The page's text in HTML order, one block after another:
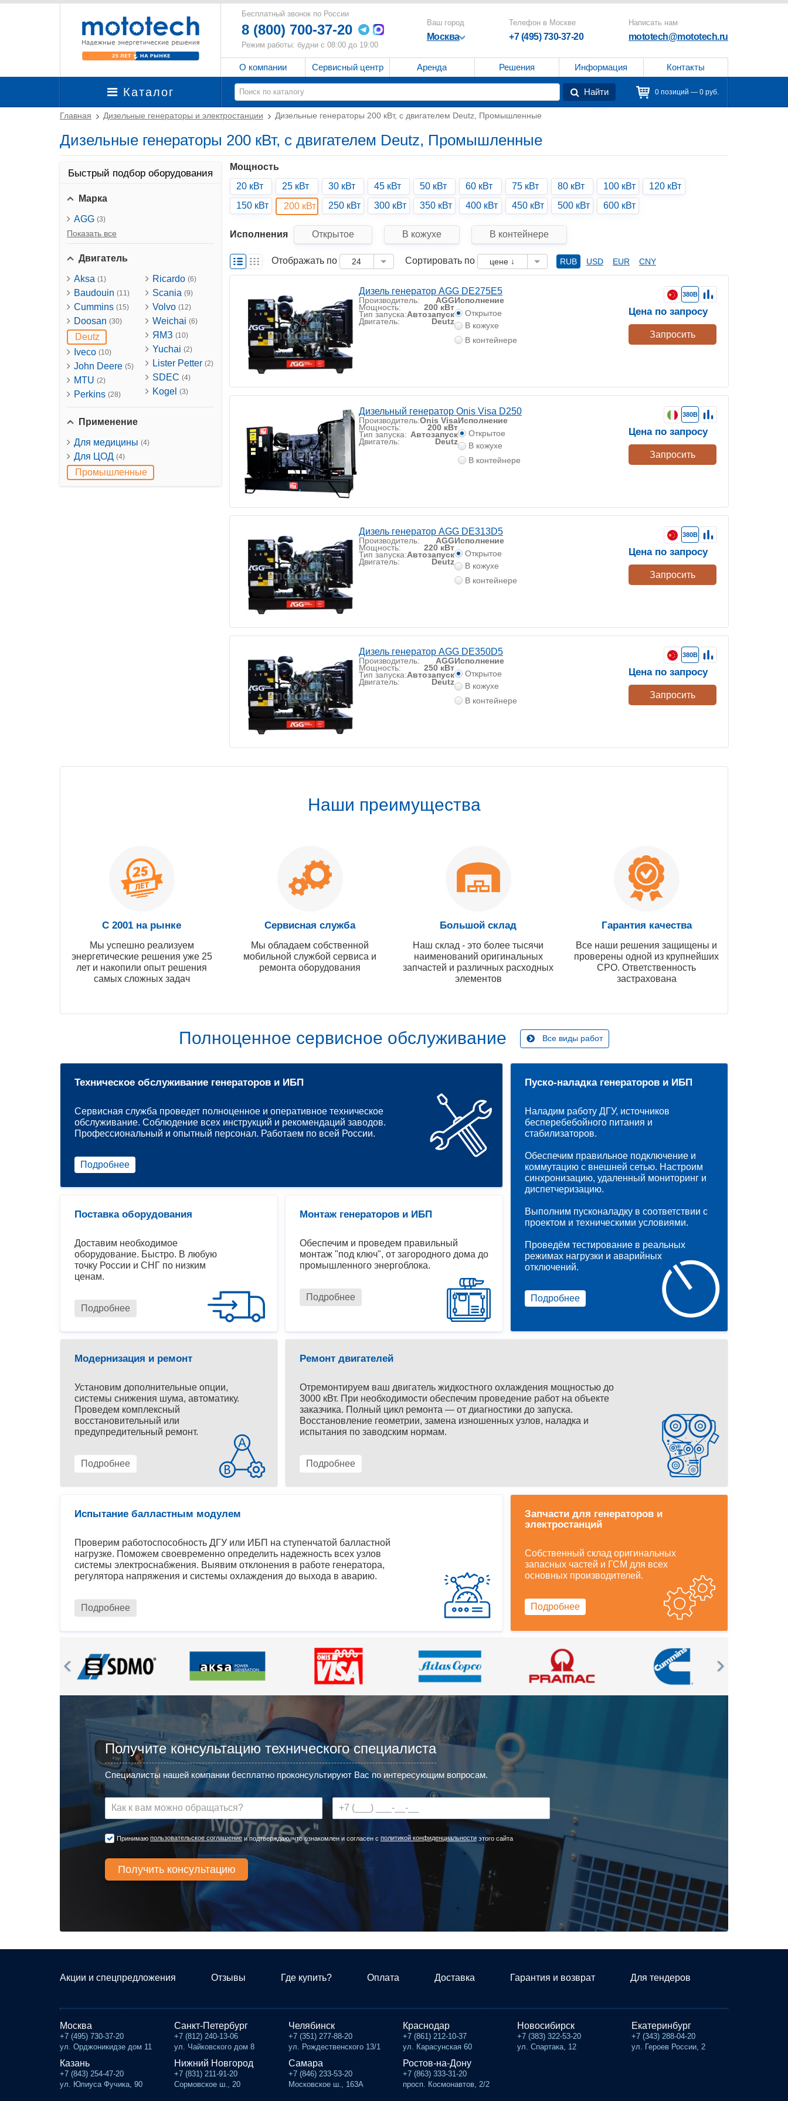
Бесплатный звонок по России
8 (800) 700-37-20
Режим работы: будни с 08:00 до 19:00
Ваш город
Москва
Телефон в Москве
+7 (495) 730-37-20
Написать нам
mototech@mototech.ru
О компании Сервисный центр Аренда Решения Информация Контакты
Каталог Найти 0 позиций — 0 руб.
Главная Дизельные генераторы и электростанции Дизельные генераторы 200 кВт, с двигателем Deutz, Промышленные
Дизельные генераторы 200 кВт, с двигателем Deutz, Промышленные
Быстрый подбор оборудования
Марка
AGG (3)
Показать все
Двигатель
Aksa (1)
Baudouin (11)
Cummins (15)
Doosan (30)
Deutz
Iveco (10)
John Deere (5)
MTU (2)
Perkins (28)
Ricardo (6)
Scania (9)
Volvo (12)
Weichai (6)
ЯМЗ (10)
Yuchai (2)
Lister Petter (2)
SDEC (4)
Kogel (3)
Применение
Для медицины (4)
Для ЦОД (4)
Промышленные
Мощность
20 кВт
25 кВт 30 кВт 45 кВт 50 кВт 60 кВт 75 кВт 80 кВт 100 кВт
120 кВт
150 кВт
200 кВт 250 кВт 300 кВт 350 кВт 400 кВт 450 кВт 500 кВт 600 кВт
Исполнения Открытое В кожухе В контейнере
Отображать по 24 Сортировать по цене ↓ RUB USD EUR CNY
Дизель генератор AGG DE275E5
Производитель: AGG
Мощность: 200 кВт
Тип запуска:Автозапуск
Двигатель: Deutz
Исполнение
Открытое
В кожухе
В контейнере
380В
Цена по запросу
Запросить
Дизельный генератор Onis Visa D250
Производитель:Onis Visa
Мощность: 200 кВт
Тип запуска: Автозапуск
Двигатель: Deutz
Исполнение
Открытое
В кожухе
В контейнере
380В
Цена по запросу
Запросить
Дизель генератор AGG DE313D5
Производитель: AGG
Мощность: 220 кВт
Тип запуска:Автозапуск
Двигатель: Deutz
Исполнение
Открытое
В кожухе
В контейнере
380В
Цена по запросу
Запросить
Дизель генератор AGG DE350D5
Производитель: AGG
Мощность: 250 кВт
Тип запуска:Автозапуск
Двигатель: Deutz
Исполнение
Открытое
В кожухе
В контейнере
380В
Цена по запросу
Запросить
Наши преимущества
С 2001 на рынке
Мы успешно реализуем
энергетические решения уже 25
лет и накопили опыт решения
самых сложных задач
Сервисная служба
Мы обладаем собственной
мобильной службой сервиса и
ремонта оборудования
Большой склад
Наш склад - это более тысячи
наименований оригинальных
запчастей и различных расходных
элементов
Гарантия качества
Все наши решения защищены и
проверены одной из крупнейших
СРО. Ответственность
застрахована
Полноценное сервисное обслуживание Все виды работ
Техническое обслуживание генераторов и ИБП
Сервисная служба проведет полноценное и оперативное техническое
обслуживание. Соблюдение всех инструкций и рекомендаций заводов.
Профессиональный и опытный персонал. Работаем по всей России.
Подробнее
Поставка оборудования
Доставим необходимое
оборудование. Быстро. В любую
точку России и СНГ по низким
ценам.
Подробнее
Монтаж генераторов и ИБП
Обеспечим и проведем правильный
монтаж "под ключ", от загородного дома до
промышленного энергоблока.
Подробнее
Пуско-наладка генераторов и ИБП
Наладим работу ДГУ, источников
бесперебебойного питания и
стабилизаторов.
Обеспечим правильное подключение и
коммутацию с внешней сетью. Настроим
синхронизацию, удаленный мониторинг и
диспетчеризацию.
Выполним пусконаладку в соответствии с
проектом и техническими условиями.
Проведём тестирование в реальных
режимах нагрузки и аварийных
отключений.
Подробнее
Ремонт двигателей
Отремонтируем ваш двигатель жидкостного охлаждения мощностью до
3000 кВт. При необходимости обеспечим проведение работ на объекте
заказчика. Полный цикл ремонта — от диагностики до запуска.
Восстановление геометрии, замена изношенных узлов, наладка и
испытания по заводским нормам.
Подробнее
Модернизация и ремонт
Установим дополнительные опции,
системы снижения шума, автоматику.
Проведем комплексный
восстановительный или
предупредительный ремонт.
Подробнее
Запчасти для генераторов и
электростанций
Собственный склад оригинальных
запасных частей и ГСМ для всех
основных производителей.
Подробнее
Испытание балластным модулем
Проверим работоспособность ДГУ или ИБП на ступенчатой балластной
нагрузке. Поможем своевременно определить надежность всех узлов
системы электроснабжения. Выявим отклонения в работе генератора,
регулятора напряжения и системы охлаждения до выхода в аварию.
Подробнее
Получите консультацию технического специалиста
Специалисты нашей компании бесплатно проконсультируют Вас по интересующим вопросам.
Принимаю пользовательское соглашение и подтверждаю, что ознакомлен и согласен с политикой конфиденциальности этого сайта
Акции и спецпредложения Отзывы Где купить? Оплата Доставка Гарантия и возврат Для тендеров
Москва
+7 (495) 730-37-20
ул. Орджоникидзе дом 11
Санкт-Петербург
+7 (812) 240-13-06
ул. Чайковского дом 8
Челябинск
+7 (351) 277-88-20
ул. Рождественского 13/1
Краснодар
+7 (861) 212-10-37
ул. Карасунская 60
Новосибирск
+7 (383) 322-53-20
ул. Спартака, 12
Екатеринбург
+7 (343) 288-04-20
ул. Героев России, 2
Казань
+7 (843) 254-47-20
ул. Юлиуса Фучика, 90
Нижний Новгород
+7 (831) 211-91-20
Сормовское ш., 20
Самара
+7 (846) 233-53-20
Московское ш., 163А
Ростов-на-Дону
+7 (863) 333-31-20
просп. Космонавтов, 2/2